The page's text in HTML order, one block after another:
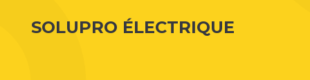
SOLUPRO ÉLECTRIQUE